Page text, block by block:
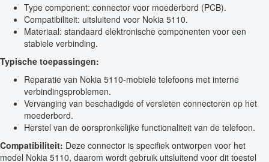
Type component: connector voor moederbord (PCB).
Compatibiliteit: uitsluitend voor Nokia 5110.
Materiaal: standaard elektronische componenten voor een
stabiele verbinding.
Typische toepassingen:
Reparatie van Nokia 5110-mobiele telefoons met interne
verbindingsproblemen.
Vervanging van beschadigde of versleten connectoren op het
moederbord.
Herstel van de oorspronkelijke functionaliteit van de telefoon.
Compatibiliteit: Deze connector is specifiek ontworpen voor het
model Nokia 5110, daarom wordt gebruik uitsluitend voor dit toestel